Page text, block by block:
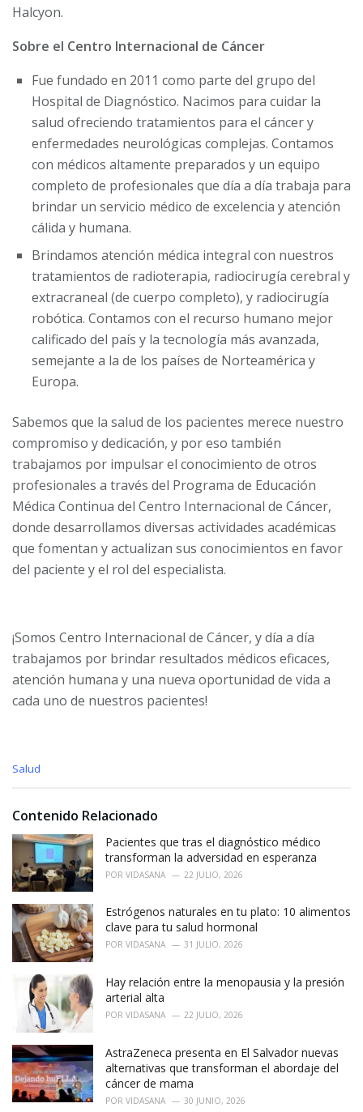
Halcyon.
Sobre el Centro Internacional de Cáncer
Fue fundado en 2011 como parte del grupo del
Hospital de Diagnóstico. Nacimos para cuidar la
salud ofreciendo tratamientos para el cáncer y
enfermedades neurológicas complejas. Contamos
con médicos altamente preparados y un equipo
completo de profesionales que día a día trabaja para
brindar un servicio médico de excelencia y atención
cálida y humana.
Brindamos atención médica integral con nuestros
tratamientos de radioterapia, radiocirugía cerebral y
extracraneal (de cuerpo completo), y radiocirugía
robótica. Contamos con el recurso humano mejor
calificado del país y la tecnología más avanzada,
semejante a la de los países de Norteamérica y
Europa.
Sabemos que la salud de los pacientes merece nuestro
compromiso y dedicación, y por eso también
trabajamos por impulsar el conocimiento de otros
profesionales a través del Programa de Educación
Médica Continua del Centro Internacional de Cáncer,
donde desarrollamos diversas actividades académicas
que fomentan y actualizan sus conocimientos en favor
del paciente y el rol del especialista.
¡Somos Centro Internacional de Cáncer, y día a día
trabajamos por brindar resultados médicos eficaces,
atención humana y una nueva oportunidad de vida a
cada uno de nuestros pacientes!
C
e
o
i
e
:
Salud
Contenido Relacionado
Pacientes que tras el diagnóstico médico
transforman la adversidad en esperanza
POR VIDASANA 22 JULIO, 2026
Estrógenos naturales en tu plato: 10 alimentos
clave para tu salud hormonal
POR VIDASANA 31 JULIO, 2026
Hay relación entre la menopausia y la presión
arterial alta
POR VIDASANA 22 JULIO, 2026
AstraZeneca presenta en El Salvador nuevas
alternativas que transforman el abordaje del
cáncer de mama
POR VIDASANA 30 JUNIO, 2026